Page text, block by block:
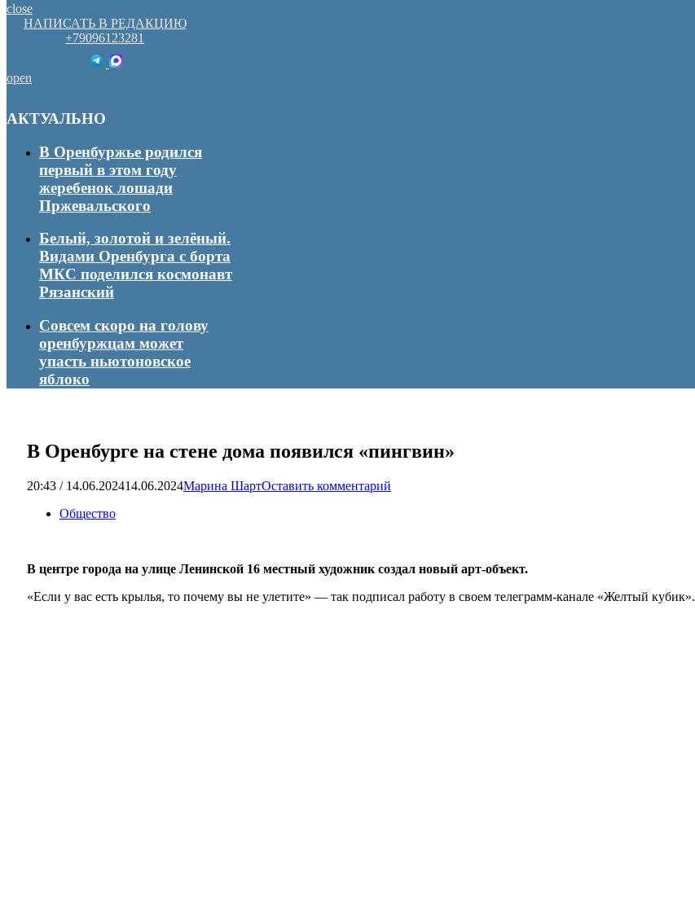
close
НАПИСАТЬ В РЕДАКЦИЮ
+79096123281
open
АКТУАЛЬНО
В Оренбуржье родился
первый в этом году
жеребенок лошади
Пржевальского
Белый, золотой и зелёный.
Видами Оренбурга с борта
МКС поделился космонавт
Рязанский
Совсем скоро на голову
оренбуржцам может
упасть ньютоновское
яблоко
В Оренбурге на стене дома появился «пингвин»
20:43 / 14.06.202414.06.2024Марина ШартОставить комментарий
Общество
В центре города на улице Ленинской 16 местный художник создал новый арт-объект.
«Если у вас есть крылья, то почему вы не улетите» — так подписал работу в своем телеграмм-канале «Желтый кубик».